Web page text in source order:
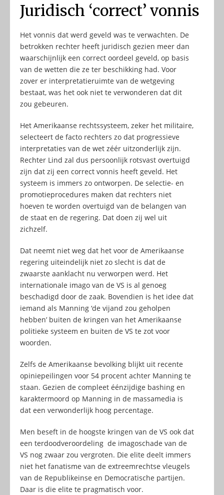
Juridisch ‘correct’ vonnis
Het vonnis dat werd geveld was te verwachten. De
betrokken rechter heeft juridisch gezien meer dan
waarschijnlijk een correct oordeel geveld, op basis
van de wetten die ze ter beschikking had. Voor
zover er interpretatieruimte van de wetgeving
bestaat, was het ook niet te verwonderen dat dit
zou gebeuren.
Het Amerikaanse rechtssysteem, zeker het militaire,
selecteert de facto rechters zo dat progressieve
interpretaties van de wet zéér uitzonderlijk zijn.
Rechter Lind zal dus persoonlijk rotsvast overtuigd
zijn dat zij een correct vonnis heeft geveld. Het
systeem is immers zo ontworpen. De selectie- en
promotieprocedures maken dat rechters niet
hoeven te worden overtuigd van de belangen van
de staat en de regering. Dat doen zij wel uit
zichzelf.
Dat neemt niet weg dat het voor de Amerikaanse
regering uiteindelijk niet zo slecht is dat de
zwaarste aanklacht nu verworpen werd. Het
internationale imago van de VS is al genoeg
beschadigd door de zaak. Bovendien is het idee dat
iemand als Manning ‘de vijand zou geholpen
hebben’ buiten de kringen van het Amerikaanse
politieke systeem en buiten de VS te zot voor
woorden.
Zelfs de Amerikaanse bevolking blijkt uit recente
opiniepeilingen voor 54 procent achter Manning te
staan. Gezien de compleet éénzijdige bashing en
karaktermoord op Manning in de massamedia is
dat een verwonderlijk hoog percentage.
Men beseft in de hoogste kringen van de VS ook dat
een terdoodveroordeling de imagoschade van de
VS nog zwaar zou vergroten. Die elite deelt immers
niet het fanatisme van de extreemrechtse vleugels
van de Republikeinse en Democratische partijen.
Daar is die elite te pragmatisch voor.